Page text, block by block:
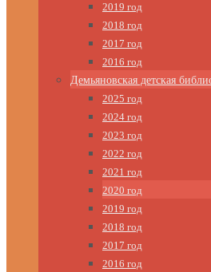
2019 год
2018 год
2017 год
2016 год
Демьяновская детская
2025 год
2024 год
2023 год
2022 год
2021 год
2020 год
2019 год
2018 год
2017 год
2016 год